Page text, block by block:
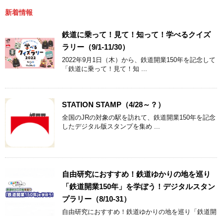
新着情報
鉄道に乗って！見て！知って！学べるクイズ
ラリー（9/1-11/30）
2022年9月1日（木）から、鉄道開業150年を記念して
「鉄道に乗って！見て！知 ...
STATION STAMP（4/28～？）
全国のJRの対象の駅を訪れて、鉄道開業150年を記念
したデジタル版スタンプを集め ...
自由研究におすすめ！鉄道ゆかりの地を巡り
「鉄道開業150年」を学ぼう！デジタルスタン
プラリー（8/10-31）
自由研究におすすめ！鉄道ゆかりの地を巡り「鉄道開